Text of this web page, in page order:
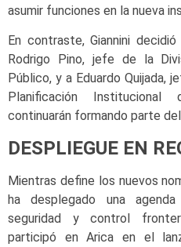
asumir funciones en la nueva
En contraste, Giannini
Rodrigo Pino, jefe de la
Público, y a Eduardo Quijada,
Planificación
continuarán formando parte
DESPLIEGUE EN
Mientras define los nuevos
ha desplegado una
seguridad y control
participó en Arica en el